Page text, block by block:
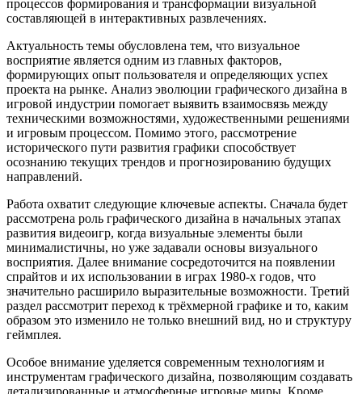
процессов формирования и трансформации визуальной
составляющей в интерактивных развлечениях.
Актуальность темы обусловлена тем, что визуальное
восприятие является одним из главных факторов,
формирующих опыт пользователя и определяющих успех
проекта на рынке. Анализ эволюции графического дизайна в
игровой индустрии помогает выявить взаимосвязь между
техническими возможностями, художественными решениями
и игровым процессом. Помимо этого, рассмотрение
исторического пути развития графики способствует
осознанию текущих трендов и прогнозированию будущих
направлений.
Работа охватит следующие ключевые аспекты. Сначала будет
рассмотрена роль графического дизайна в начальных этапах
развития видеоигр, когда визуальные элементы были
минималистичны, но уже задавали основы визуального
восприятия. Далее внимание сосредоточится на появлении
спрайтов и их использовании в играх 1980-х годов, что
значительно расширило выразительные возможности. Третий
раздел рассмотрит переход к трёхмерной графике и то, каким
образом это изменило не только внешний вид, но и структуру
геймплея.
Особое внимание уделяется современным технологиям и
инструментам графического дизайна, позволяющим создавать
детализированные и атмосферные игровые миры. Кроме